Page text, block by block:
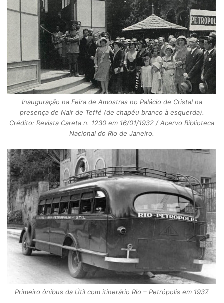
Inauguração na Feira de Amostras no Palácio de Cristal na
presença de Nair de Teffé (de chapéu branco à esquerda).
Crédito: Revista Careta n. 1230 em 16/01/1932 / Acervo Biblioteca
Nacional do Rio de Janeiro.
Primeiro ônibus da Útil com itinerário Rio – Petrópolis em 1937.